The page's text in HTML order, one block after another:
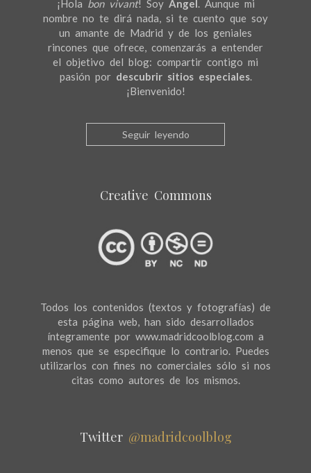
¡Hola bon vivant! Soy Ángel. Aunque mi
nombre no te dirá nada, si te cuento que soy
un amante de Madrid y de los geniales
rincones que ofrece, comenzarás a entender
el objetivo del blog: compartir contigo mi
pasión por descubrir sitios especiales.
¡Bienvenido!
Seguir leyendo
Creative Commons
Todos los contenidos (textos y fotografías) de
esta página web, han sido desarrollados
íntegramente por www.madridcoolblog.com a
menos que se especifique lo contrario. Puedes
utilizarlos con fines no comerciales sólo si nos
citas como autores de los mismos.
Twitter @madridcoolblog